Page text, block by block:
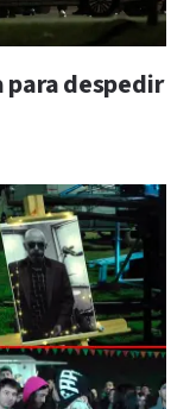
para despedir